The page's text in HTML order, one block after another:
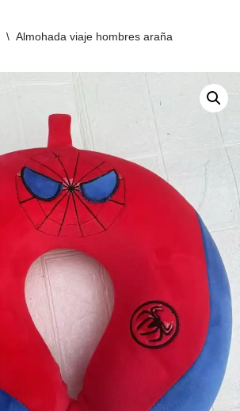
\ Almohada viaje hombres araña